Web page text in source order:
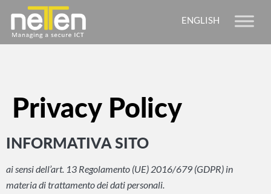
ENGLISH
Privacy Policy
INFORMATIVA SITO
ai sensi dell’art. 13 Regolamento (UE) 2016/679 (GDPR) in
materia di trattamento dei dati personali.